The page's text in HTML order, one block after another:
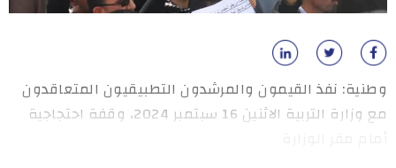
وطنية: نفذ القيمون والمرشدون التطبيقيون المتعاقدون
مع وزارة التربية الاثنين 16 سبتمبر 2024، وقفة احتجاجية